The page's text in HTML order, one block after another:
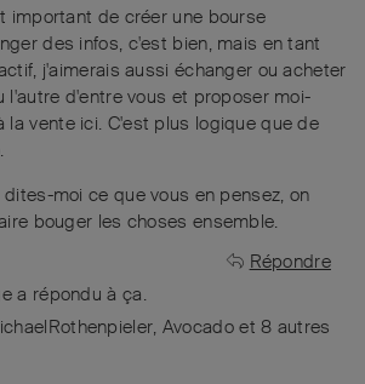
important de créer une bourse
des infos, c'est bien, mais en tant
j'aimerais aussi échanger ou acheter
l'autre d'entre vous et proposer moi-
la vente ici. C'est plus logique que de
moi ce que vous en pensez, on
bouger les choses ensemble.
Répondre
a répondu à ça.
, Avocadoet8 autres